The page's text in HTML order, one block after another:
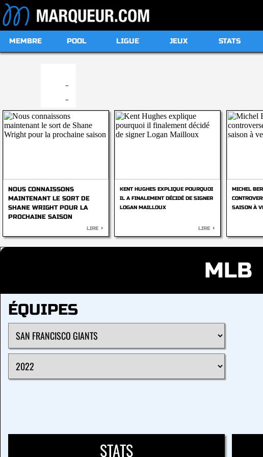
MEMBRE POOL LIGUE JEUX STATS
-
-
NOUS CONNAISSONS
MAINTENANT LE SORT DE
SHANE WRIGHT POUR LA
PROCHAINE SAISON
LIRE
KENT HUGHES EXPLIQUE POURQUOI
IL A FINALEMENT DÉCIDÉ DE SIGNER
LOGAN MAILLOUX
LIRE
MICHEL
SAISON À
MLB
ÉQUIPES
STATS